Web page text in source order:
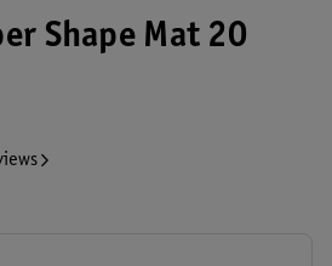
Shape Mat 20